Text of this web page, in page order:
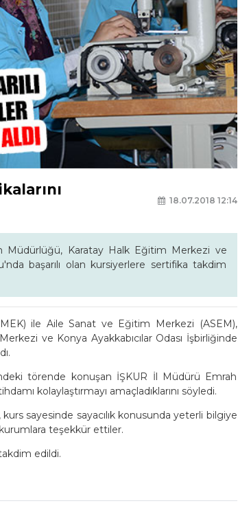
18.07.2018 12:14
Müdürlüğü, Karatay Halk Eğitim Merkezi ve
başarılı olan kursiyerlere sertifika takdim
ile Aile Sanat ve Eğitim Merkezi (ASEM),
ve Konya Ayakkabıcılar Odası İşbirliğinde
törende konuşan İŞKUR İl Müdürü Emrah
kolaylaştırmayı amaçladıklarını söyledi.
kurs sayesinde sayacılık konusunda yeterli bilgiye
teşekkür ettiler.
edildi.